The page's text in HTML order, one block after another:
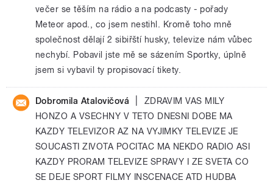
večer se těším na rádio a na podcasty - pořady
Meteor apod., co jsem nestihl. Kromě toho mně
společnost dělají 2 sibiřští husky, televize nám vůbec
nechybí. Pobavil jste mě se sázením Sportky, úplně
jsem si vybavil ty propisovací tikety.
Dobromila Atalovičová
ZDRAVIM VAS MILY
HONZO A VSECHNY V TETO DNESNI DOBE MA
KAZDY TELEVIZOR AZ NA VYJIMKY TELEVIZE JE
SOUCASTI ZIVOTA POCITAC MA NEKDO RADIO ASI
KAZDY PRORAM TELEVIZE SPRAVY I ZE SVETA CO
SE DEJE SPORT FILMY INSCENACE ATD HUDBA